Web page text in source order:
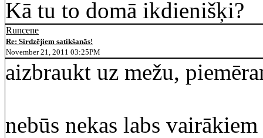
Kā tu to domā ikdienišķi?
Runcene
Re: Sirdzējiem satikšanās!
November 21, 2011 03:25PM
aizbraukt uz mežu,
nebūs nekas labs